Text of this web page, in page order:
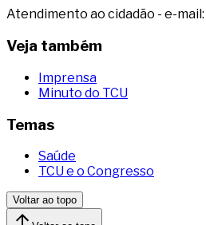
Atendimento ao cidadão - e-mail:
Veja também
Imprensa
Minuto do TCU
Temas
Saúde
TCU e o Congresso
Voltar ao topo